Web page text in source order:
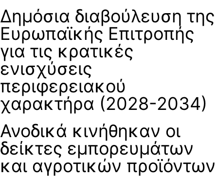
Δημόσια διαβούλευση της
Ευρωπαϊκής Επιτροπής
για τις κρατικές
ενισχύσεις
περιφερειακού
χαρακτήρα (2028-2034)
Ανοδικά κινήθηκαν οι
δείκτες εμπορευμάτων
και αγροτικών προϊόντων